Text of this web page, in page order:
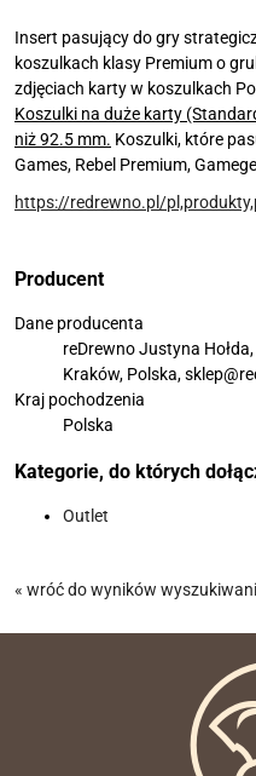
Insert pasujący do gry
koszulkach klasy Premium o
zdjęciach karty w koszulkach
Koszulki na duże karty
niż 92.5 mm. Koszulki, które
Games, Rebel Premium,
https://redrewno.pl/
Producent
Dane producenta
reDrewno Justyna
Kraków, Polska,
Kraj pochodzenia
Polska
Kategorie, do których
Outlet
« wróć do wyników